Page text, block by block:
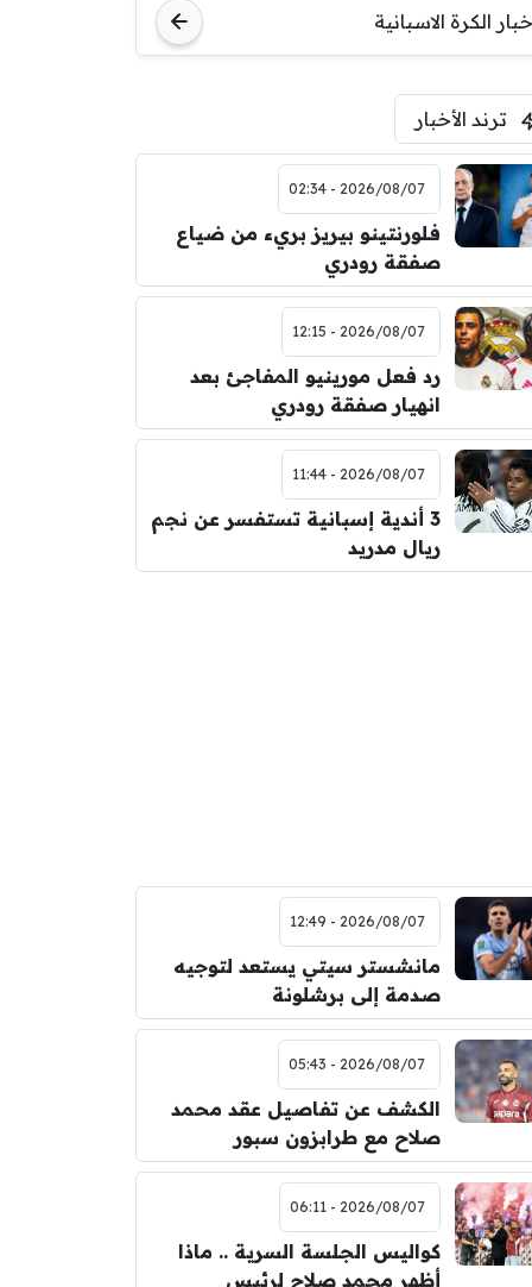
الكرة الاسبانية
ترند الأخبار
2026/08/07 - 02:34
فلورنتينو بيريز بريء من ضياع
صفقة رودري
2026/08/07 - 12:15
رد فعل مورينيو المفاجئ بعد
انهيار صفقة رودري
2026/08/07 - 11:44
3 أندية إسبانية تستفسر عن نجم
ريال مدريد
2026/08/07 - 12:49
مانشستر سيتي يستعد لتوجيه
صدمة إلى برشلونة
2026/08/07 - 05:43
الكشف عن تفاصيل عقد محمد
صلاح مع طرابزون سبور
2026/08/07 - 06:11
كواليس الجلسة السرية .. ماذا
أظهر محمد صلاح لرئيس